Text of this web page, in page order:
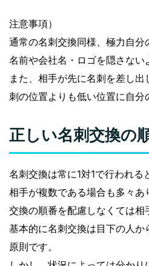
注意事項）
通常の名刺交換同様、極力自
名前や会社名・ロゴを隠さない
また、相手が先に名刺を差し
刺の位置よりも低い位置に自分
正しい名刺交換の
名刺交換は常に1対1で行われる
相手が複数である場合も多々
交換の順番を配慮しなくては相
基本的に名刺交換は目下の人
原則です。